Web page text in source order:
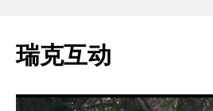
瑞克互动